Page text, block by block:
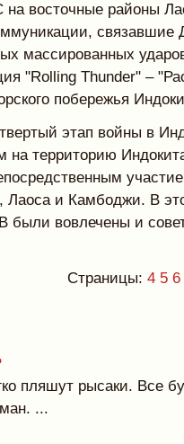
на восточные районы
массированных
"Rolling Thunder" –
побережья
этап войны в
на территорию
Лаоса и Камбоджи. В
были вовлечены и
Страницы: 4 5 6
пляшут рысаки. Все
...